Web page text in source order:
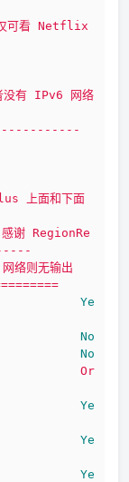
可看 Netflix
有 IPv6
网络
上面和下面
感谢 RegionRe
网络则无输出
Ye
No
No
Or
Ye
Ye
Ye